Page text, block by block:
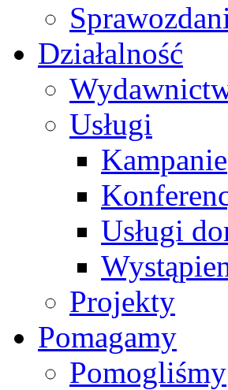
Działalność
Usługi
Kampanie
Usługi
Projekty
Pomagamy
Pomogliśmy